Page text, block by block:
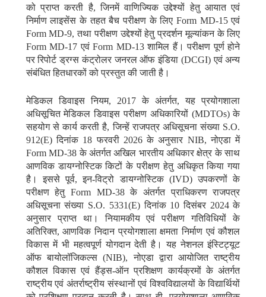
को प्राप्त करती है, जिनमें वाणिज्यिक उद्देश्यों हेतु आयात एवं
निर्माण लाइसेंस के तहत बैच परीक्षण के लिए Form MD-15 एवं
Form MD-9, तथा परीक्षण उद्देश्यों हेतु प्रदर्शन मूल्यांकन के लिए
Form MD-17 एवं Form MD-13 शामिल हैं। परीक्षण पूर्ण होने
पर रिपोर्ट ड्रग्स कंट्रोलर जनरल ऑफ इंडिया (DCGI) एवं अन्य
संबंधित हितधारकों को प्रस्तुत की जाती है।
मेडिकल डिवाइस नियम, 2017 के अंतर्गत, यह प्रयोगशाला
अधिसूचित मेडिकल डिवाइस परीक्षण अधिकारियों (MDTOs) के
सहयोग से कार्य करती है, जिन्हें राजपत्र अधिसूचना संख्या S.O.
912(E) दिनांक 18 फरवरी 2026 के अनुसार NIB, नोएडा में
Form MD-38 के अंतर्गत अखिल भारतीय अधिकार क्षेत्र के साथ
आणविक डायग्नोस्टिक किटों के परीक्षण हेतु अधिकृत किया गया
है। इससे पूर्व, इन-विट्रो डायग्नोस्टिक (IVD) उपकरणों के
परीक्षण हेतु Form MD-38 के अंतर्गत प्राधिकरण राजपत्र
अधिसूचना संख्या S.O. 5331(E) दिनांक 10 दिसंबर 2024 के
अनुसार प्राप्त था। नियामकीय एवं परीक्षण गतिविधियों के
अतिरिक्त, आणविक निदान प्रयोगशाला क्षमता निर्माण एवं कौशल
विकास में भी महत्वपूर्ण योगदान देती है। यह नेशनल इंस्टिट्यूट
ऑफ बायोलॉजिकल्स (NIB), नोएडा द्वारा आयोजित राष्ट्रीय
कौशल विकास एवं हैंड्स-ऑन प्रशिक्षण कार्यक्रमों के अंतर्गत
राष्ट्रीय एवं अंतर्राष्ट्रीय संस्थानों एवं विश्वविद्यालयों के विद्यार्थियों